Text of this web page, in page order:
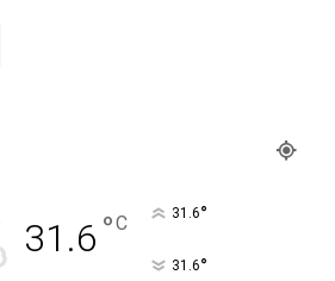
31.6 °C 31.6°
31.6°